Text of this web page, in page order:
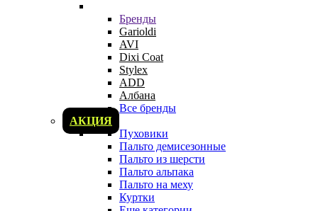
Бренды
Garioldi
AVI
Dixi Coat
Stylex
ADD
Албана
Все бренды
АКЦИЯ
Пуховики
Пальто демисезонные
Пальто из шерсти
Пальто альпака
Пальто на меху
Куртки